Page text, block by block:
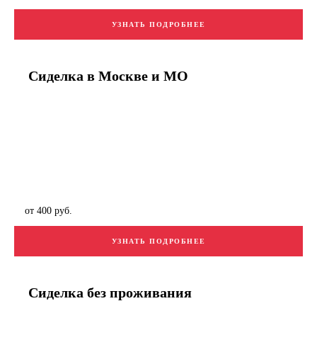
УЗНАТЬ ПОДРОБНЕЕ
Сиделка в Москве и МО
от 400 руб.
УЗНАТЬ ПОДРОБНЕЕ
Сиделка без проживания